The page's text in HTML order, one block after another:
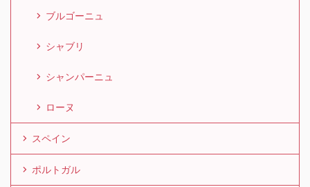
ブルゴーニュ
シャブリ
シャンパーニュ
ローヌ
スペイン
ポルトガル